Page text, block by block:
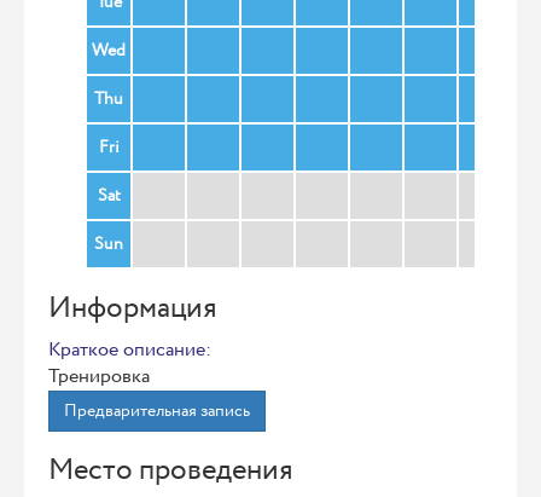
Wed
Thu
Fri
Sat
Sun
Информация
Краткое описание:
Тренировка
Предварительная запись
Место проведения